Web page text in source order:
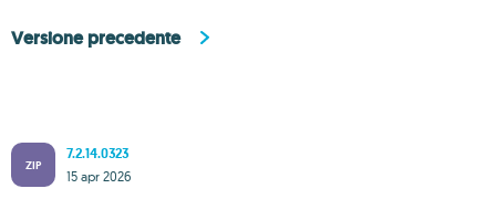
Versione precedente
ZIP
7.2.14.0323
15 apr 2026